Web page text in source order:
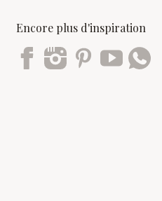
Encore plus d'inspiration